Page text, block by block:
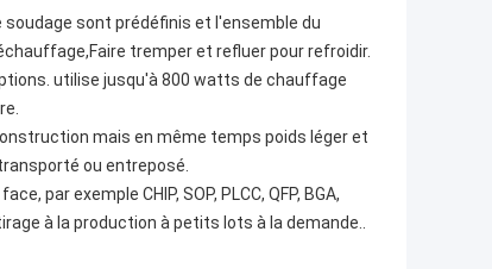
sont prédéfinis et l'ensemble du
tremper et refluer pour refroidir.
utilise jusqu'à 800 watts de chauffage
mais en même temps poids léger et
ou entreposé.
par exemple CHIP, SOP, PLCC, QFP, BGA,
à la production à petits lots à la demande..